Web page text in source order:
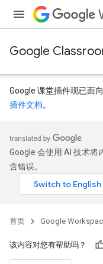
Google
Google 课堂插件现已面
插件文档。
Google 会使用 AI 技术
含错误。
首页 Google
该内容对您有帮助吗？